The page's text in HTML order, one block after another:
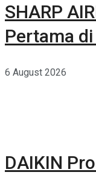
SHARP
Pertama
6 August 2026
DAIKIN